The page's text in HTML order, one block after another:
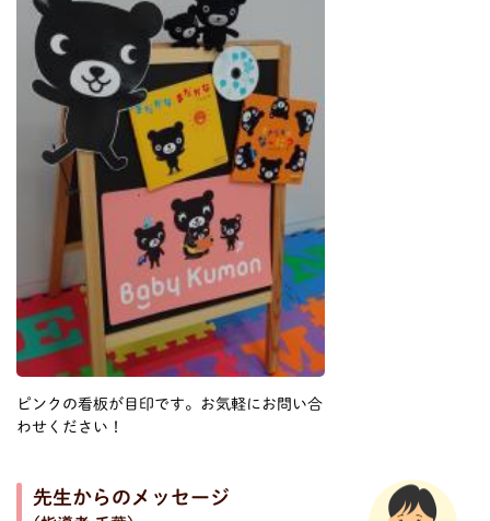
ピンクの看板が目印です。お気軽にお問い合
わせください！
先生からのメッセージ